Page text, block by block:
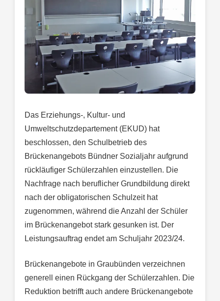
Das Erziehungs-, Kultur- und
Umweltschutzdepartement (EKUD) hat
beschlossen, den Schulbetrieb des
Brückenangebots Bündner Sozialjahr aufgrund
rückläufiger Schülerzahlen einzustellen. Die
Nachfrage nach beruflicher Grundbildung direkt
nach der obligatorischen Schulzeit hat
zugenommen, während die Anzahl der Schüler
im Brückenangebot stark gesunken ist. Der
Leistungsauftrag endet am Schuljahr 2023/24.
Brückenangebote in Graubünden verzeichnen
generell einen Rückgang der Schülerzahlen. Die
Reduktion betrifft auch andere Brückenangebote